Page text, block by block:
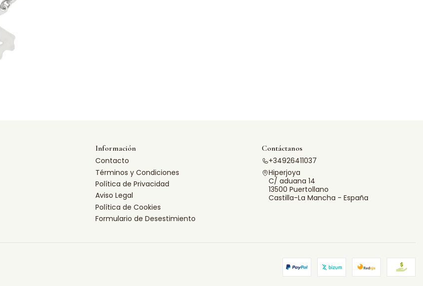
Información
Contacto
Términos y Condiciones
Política de Privacidad
Aviso Legal
Política de Cookies
Formulario de Desestimiento
Contáctanos
+34926411037
Hiperjoya
C/ aduana 14
13500 Puertollano
Castilla-La Mancha - España